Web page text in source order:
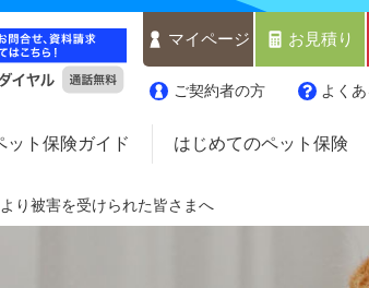
マイページ お見積り
ご契約者の方 よく
ット保険ガイド はじめてのペット保険
り被害を受けられた皆さまへ